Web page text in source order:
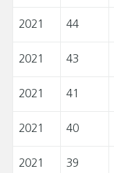
2021 44
2021 43
2021 41
2021 40
2021 39